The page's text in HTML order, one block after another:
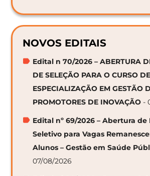
NOVOS EDITAIS
Edital n 70/2026 – ABERTURA
DE SELEÇÃO PARA O CURSO DE
ESPECIALIZAÇÃO EM GESTÃO
PROMOTORES DE INOVAÇÃO -
Edital nº 69/2026 – Abertura de
Seletivo para Vagas
Alunos – Gestão em Saúde
07/08/2026